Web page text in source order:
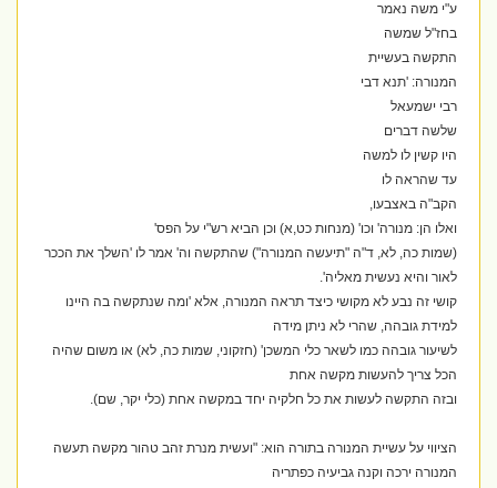
ע"י משה נאמר
בחז"ל שמשה
התקשה בעשיית
המנורה: 'תנא דבי
רבי ישמעאל
שלשה דברים
היו קשין לו למשה
עד שהראה לו
הקב"ה באצבעו,
ואלו הן: מנורה' וכו' (מנחות כט,א) וכן הביא רש"י על הפס'
(שמות כה, לא, ד"ה "תיעשה המנורה") שהתקשה וה' אמר לו 'השלך את הככר
לאור והיא נעשית מאליה'.
קושי זה נבע לא מקושי כיצד תראה המנורה, אלא 'ומה שנתקשה בה היינו
למידת גובהה, שהרי לא ניתן מידה
לשיעור גובהה כמו לשאר כלי המשכן' (חזקוני, שמות כה, לא) או משום שהיה
הכל צריך להעשות מקשה אחת
ובזה התקשה לעשות את כל חלקיה יחד במקשה אחת (כלי יקר, שם).
הציווי על עשיית המנורה בתורה הוא: "ועשית מנרת זהב טהור מקשה תעשה
המנורה ירכה וקנה גביעיה כפתריה